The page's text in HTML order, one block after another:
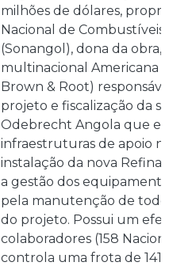
milhões de dólares,
Nacional de Combustíveis
(Sonangol), dona da obra,
multinacional Americana
Brown & Root)
projeto e fiscalização da
Odebrecht Angola que
infraestruturas de apoio
instalação da nova
a gestão dos
pela manutenção de
do projeto. Possui um
colaboradores (158
controla uma frota de 141